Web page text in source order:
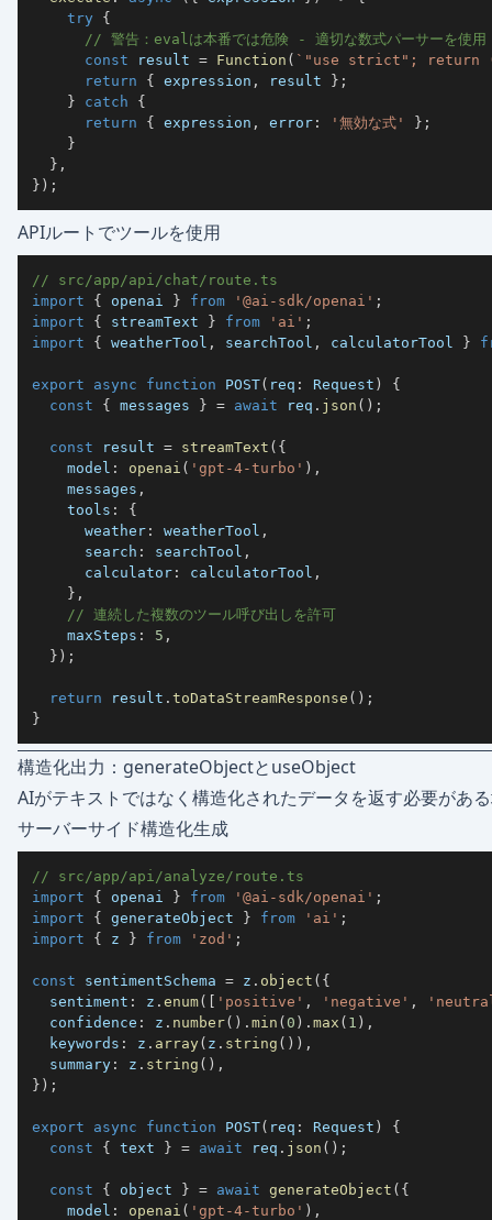
try
{
// 警告：evalは本番では危険 - 適切な数式パーサーを使用
const result = Function ( ` "use strict"; return
return
{ expression , result } ;
}
catch
{
return
{ expression , error : '無効な式' } ;
}
} ,
} ) ;
APIルートでツールを使用
// src/app/api/chat/route.ts
import
{ openai } from '@ai-sdk/openai' ;
import
{ streamText } from 'ai' ;
import
{ weatherTool , searchTool , calculatorTool }
export async function POST( req : Request )
{
const
{ messages } = await req . json ( ) ;
const result = streamText ( {
    model
: openai ( 'gpt-4-turbo' ) ,
    messages
,
    tools
:
{
      weather
: weatherTool ,
      search
: searchTool ,
      calculator
: calculatorTool ,
} ,
// 連続した複数のツール呼び出しを許可
    maxSteps
: 5 ,
} ) ;
return result . toDataStreamResponse ( ) ;
}
構造化出力：generateObjectとuseObject
AIがテキストではなく構造化されたデータを返す必要があ
サーバーサイド構造化生成
// src/app/api/analyze/route.ts
import
{ openai } from '@ai-sdk/openai' ;
import
{ generateObject } from 'ai' ;
import
{ z } from 'zod' ;
const sentimentSchema = z . object ( {
  sentiment
: z . enum( [ 'positive' , 'negative' ,
  confidence
: z . number( ) . min (0 ) . max ( 1 ) ,
  keywords
: z . array( z . string ( ) ) ,
  summary
: z . string ( ) ,
} ) ;
export async function POST( req : Request )
{
const
{ text } = await req . json ( ) ;
const { object } = await generateObject ( {
    model
: openai ( 'gpt-4-turbo' ) ,